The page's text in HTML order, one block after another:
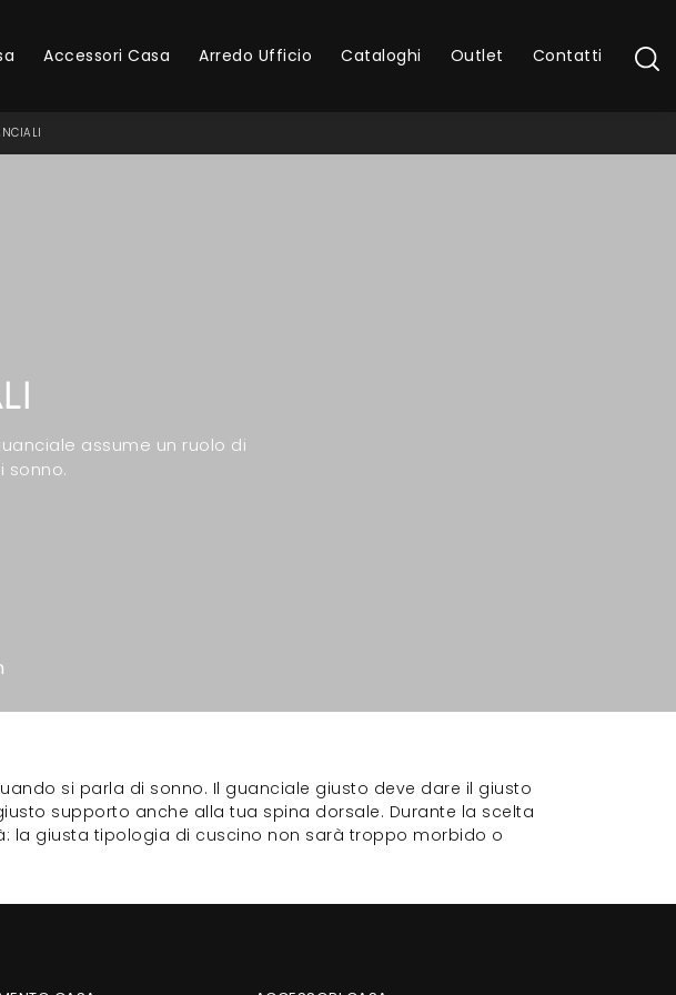
Accessori Casa Arredo Ufficio Cataloghi Outlet Contatti
assume un ruolo di
sonno.
si parla di sonno. Il guanciale giusto deve dare il giusto
supporto anche alla tua spina dorsale. Durante la scelta
la giusta tipologia di cuscino non sarà troppo morbido o